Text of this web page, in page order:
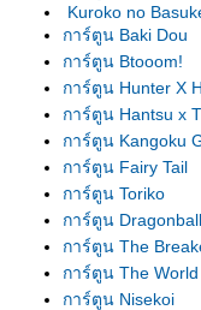
Kuroko no
การ์ตูน Baki Dou
การ์ตูน Btooom!
การ์ตูน Hunter X
การ์ตูน Hantsu x
การ์ตูน Kangoku
การ์ตูน Fairy Tail
การ์ตูน Toriko
การ์ตูน
การ์ตูน The
การ์ตูน The
การ์ตูน Nisekoi